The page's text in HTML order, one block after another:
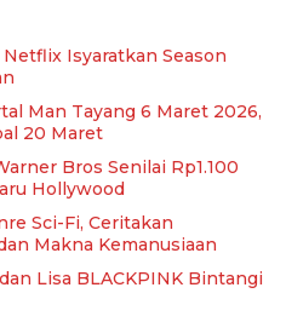
Isyaratkan Season
Man Tayang 6 Maret 2026,
20 Maret
Bros Senilai Rp1.100
Hollywood
Sci-Fi, Ceritakan
Makna Kemanusiaan
Lisa BLACKPINK Bintangi